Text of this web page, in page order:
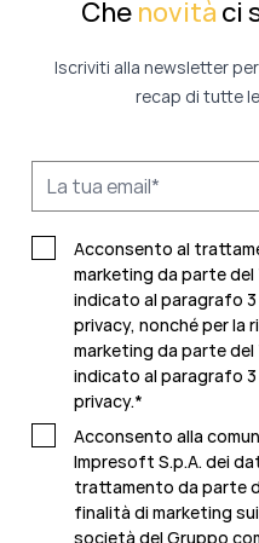
Che novità ci
Iscriviti alla newsletter
recap di tutte
Acconsento al
marketing da parte
indicato al paragrafo
privacy, nonché per la
marketing da parte
indicato al paragrafo
privacy.*
Acconsento alla
Impresoft S.p.A. dei
trattamento da parte
finalità di marketing
società del Gruppo